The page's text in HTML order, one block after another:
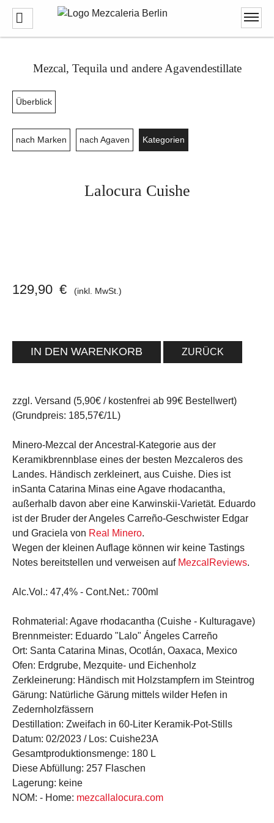
Mezcal, Tequila und andere Agavendestillate
Überblick
nach Marken nach Agaven Kategorien
Lalocura Cuishe
129,90 € (inkl. MwSt.)
ZURÜCK
zzgl. Versand (5,90€ / kostenfrei ab 99€ Bestellwert)
(Grundpreis: 185,57€/1L)
Minero-Mezcal der Ancestral-Kategorie aus der
Keramikbrennblase eines der besten Mezcaleros des
Landes. Händisch zerkleinert, aus Cuishe. Dies ist
inSanta Catarina Minas eine Agave rhodacantha,
außerhalb davon aber eine Karwinskii-Varietät. Eduardo
ist der Bruder der Angeles Carreño-Geschwister Edgar
und Graciela von Real Minero.
Wegen der kleinen Auflage können wir keine Tastings
Notes bereitstellen und verweisen auf MezcalReviews.
Alc.Vol.: 47,4% - Cont.Net.: 700ml
Rohmaterial: Agave rhodacantha (Cuishe - Kulturagave)
Brennmeister: Eduardo "Lalo" Ángeles Carreño
Ort: Santa Catarina Minas, Ocotlán, Oaxaca, Mexico
Ofen: Erdgrube, Mezquite- und Eichenholz
Zerkleinerung: Händisch mit Holzstampfern im Steintrog
Gärung: Natürliche Gärung mittels wilder Hefen in
Zedernholzfässern
Destillation: Zweifach in 60-Liter Keramik-Pot-Stills
Datum: 02/2023 / Los: Cuishe23A
Gesamtproduktionsmenge: 180 L
Diese Abfüllung: 257 Flaschen
Lagerung: keine
NOM: - Home: mezcallalocura.com